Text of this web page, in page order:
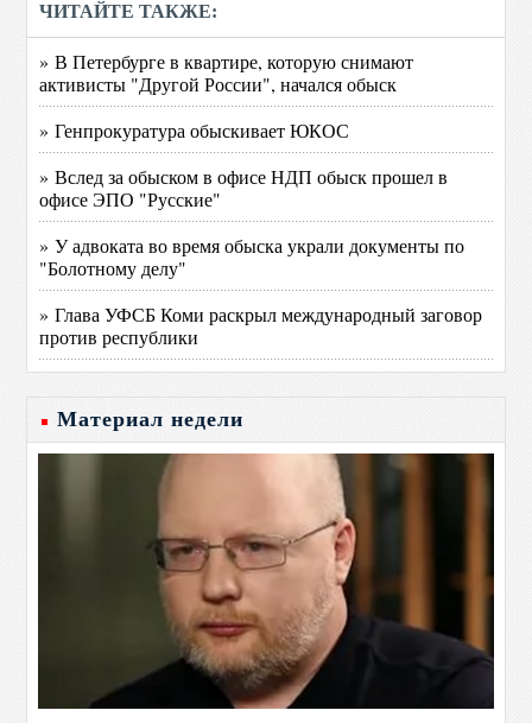
ЧИТАЙТЕ ТАКЖЕ:
» В Петербурге в квартире, которую снимают
активисты "Другой России", начался обыск
» Генпрокуратура обыскивает ЮКОС
» Вслед за обыском в офисе НДП обыск прошел в
офисе ЭПО "Русские"
» У адвоката во время обыска украли документы по
"Болотному делу"
» Глава УФСБ Коми раскрыл международный заговор
против республики
Материал недели